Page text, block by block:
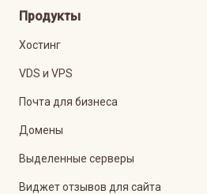
Продукты
Хостинг
VDS и VPS
Почта для бизнеса
Домены
Выделенные серверы
Виджет отзывов для сайта